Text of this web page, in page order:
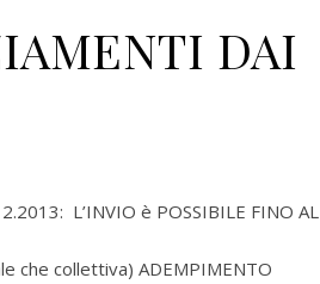
DAI
L’INVIO è POSSIBILE FINO AL
che collettiva) ADEMPIMENTO